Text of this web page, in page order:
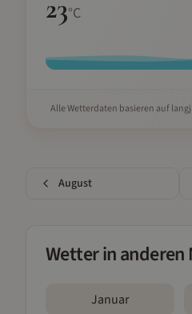
23°C
Alle Wetterdaten basieren auf
August
Wetter in anderen
Januar